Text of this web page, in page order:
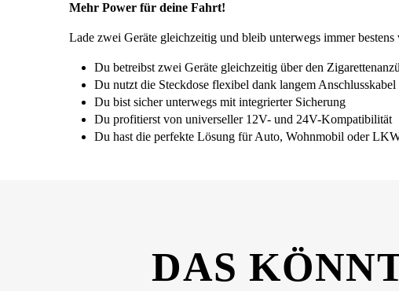
Mehr Power für deine Fahrt!
Lade zwei Geräte gleichzeitig und bleib unterwegs immer
Du betreibst zwei Geräte gleichzeitig über den
Du nutzt die Steckdose flexibel dank langem Anschlusskabel
Du bist sicher unterwegs mit integrierter Sicherung
Du profitierst von universeller 12V- und 24V-Kompatibilität
Du hast die perfekte Lösung für Auto, Wohnmobil oder
DAS